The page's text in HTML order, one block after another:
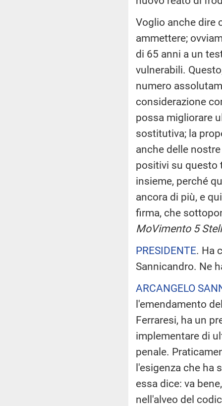
Voglio anche dire
ammettere;
di 65 anni a un
vulnerabili.
numero
considerazione
possa migliorare
sostitutiva; la
anche delle
positivi su questo
insieme, perché
ancora di più, e
firma, che
MoVimento 5
PRESIDENTE. Ha
Sannicandro. Ne
ARCANGELO
l'emendamento
Ferraresi, ha un
implementare di
penale.
l'esigenza che ha
essa dice: va
nell'alveo del